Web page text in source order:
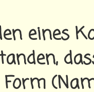
eines